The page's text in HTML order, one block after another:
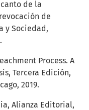
de la
de
y Sociedad,
Process. A
Tercera Edición,
2019.
Alianza Editorial,